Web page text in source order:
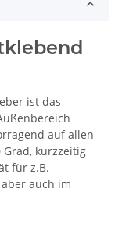
ist das
auf allen
kurzzeitig
für z.B.
auch im